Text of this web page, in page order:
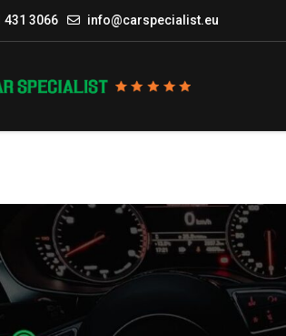
431 3066 info@carspecialist.eu